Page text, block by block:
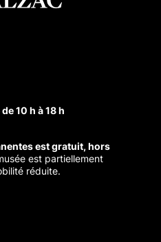
Balzac
de Balzac
de Balzac
Maison de Balzac
10 h à 18 h
est gratuit, hors
est partiellement
réduite.